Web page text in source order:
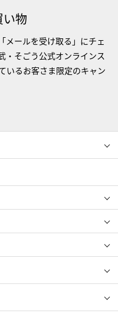
い物
メールを受け取る」にチェ
・そごう公式オンラインス
いるお客さま限定のキャン
ディース
歳暮
ルスチュアート
Ⅱ
宿高野
マ＆キッズ
月人形